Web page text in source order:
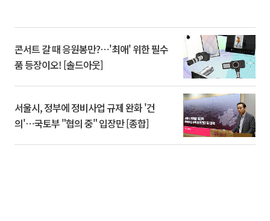
콘서트 갈 때 응원봉만?⋯'최애' 위한 필수
품 등장이오! [솔드아웃]
서울시, 정부에 정비사업 규제 완화 '건
의'⋯국토부 "협의 중" 입장만 [종합]